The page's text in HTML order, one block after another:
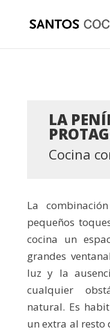
LA
Cocina
La
pequeños
cocina un
grandes
luz y la
cualquier
natural. Es
un extra al resto